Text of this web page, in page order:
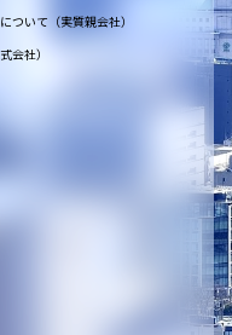
ついて（実質親会社）
会社）